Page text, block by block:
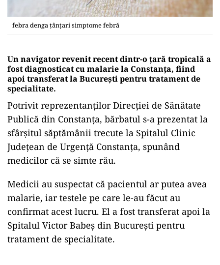
febra denga țânțari simptome febră
Un navigator revenit recent dintr-o țară tropicală a
fost diagnosticat cu malarie la Constanţa, fiind
apoi transferat la Bucureşti pentru tratament de
specialitate.
Potrivit reprezentanţilor Direcţiei de Sănătate
Publică din Constanţa, bărbatul s-a prezentat la
sfârşitul săptămânii trecute la Spitalul Clinic
Judeţean de Urgenţă Constanţa, spunând
medicilor că se simte rău.
Medicii au suspectat că pacientul ar putea avea
malarie, iar testele pe care le-au făcut au
confirmat acest lucru. El a fost transferat apoi la
Spitalul Victor Babeş din Bucureşti pentru
tratament de specialitate.